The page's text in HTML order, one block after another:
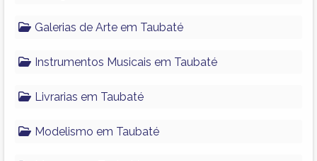
Galerias de Arte em Taubaté
Instrumentos Musicais em Taubaté
Livrarias em Taubaté
Modelismo em Taubaté